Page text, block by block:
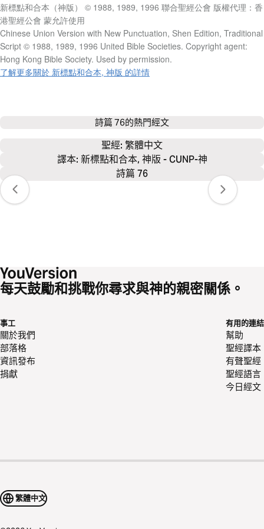
新標點和合本（神版） © 1988, 1989, 1996 聯合聖經公會 版權代理：香
港聖經公會 蒙允許使用
Chinese Union Version with New Punctuation, Shen Edition, Traditional
Script © 1988, 1989, 1996 United Bible Societies. Copyright agent:
Hong Kong Bible Society. Used by permission.
了解更多關於 新標點和合本, 神版 的詳情
詩篇 76的熱門經文
聖經: 繁體中文
譯本: 新標點和合本, 神版 - CUNP-神
詩篇 76
每天鼓勵和挑戰你尋求與神的親密關係。
事工
關於我們
部落格
資訊發布
捐獻
有用的連結
幫助
聖經譯本
有聲聖經
聖經語言
今日經文
繁體中文